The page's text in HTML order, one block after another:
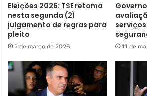
Eleições 2026: TSE retoma
nesta segunda (2)
julgamento de regras para
pleito
2 de março de 2026 11 de